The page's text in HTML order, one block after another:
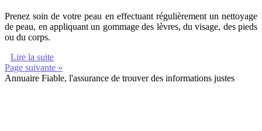
Prenez soin de votre peau en effectuant régulièrement un nettoyage
de peau, en appliquant un gommage des lèvres, du visage, des pieds
ou du corps.
Lire la suite
Page suivante »
Annuaire Fiable, l'assurance de trouver des informations justes